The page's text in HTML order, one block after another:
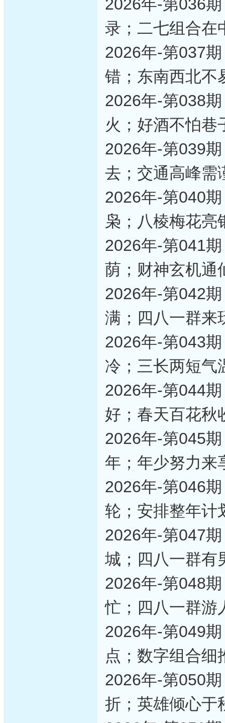
2026年-第036
录；二七组合在
2026年-第037
错；东南西北不
2026年-第038
火；好酒不怕巷
2026年-第039
去；交通高峰需
2026年-第040
枭；八棱梅花亮
2026年-第041
荫；财神玄机通
2026年-第042
满；四八一群来
2026年-第043
冷；三长两短气
2026年-第044
好；春天百花秋
2026年-第045
年；年少努力来
2026年-第046
轮；安排整年计
2026年-第047
城；四八一群有
2026年-第048
忙；四八一群游
2026年-第049
点；数字组合细
2026年-第050
折；英雄倾心于